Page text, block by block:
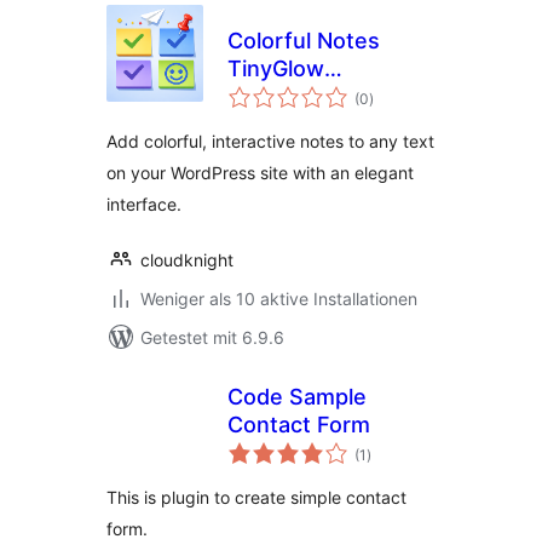
Colorful Notes
TinyGlow
Annotator
(0Bewertungen
gesamt
)
Add colorful, interactive notes to any text
on your WordPress site with an elegant
interface.
cloudknight
Weniger als 10 aktive Installationen
Getestet mit 6.9.6
Code Sample
Contact Form
(1 Bewertungen
gesamt
)
This is plugin to create simple contact
form.